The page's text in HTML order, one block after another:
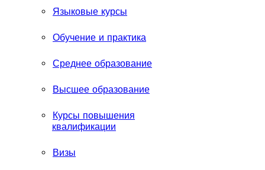
Языковые курсы
Обучение и практика
Среднее образование
Высшее образование
Курсы повышения
квалификации
Визы